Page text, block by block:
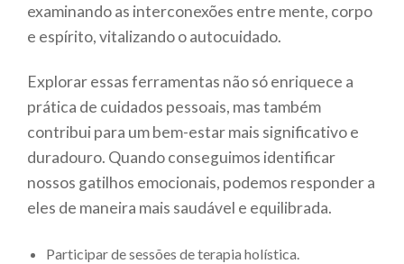
examinando as interconexões entre mente, corpo
e espírito, vitalizando o autocuidado.
Explorar essas ferramentas não só enriquece a
prática de cuidados pessoais, mas também
contribui para um bem-estar mais significativo e
duradouro. Quando conseguimos identificar
nossos gatilhos emocionais, podemos responder a
eles de maneira mais saudável e equilibrada.
Participar de sessões de terapia holística.